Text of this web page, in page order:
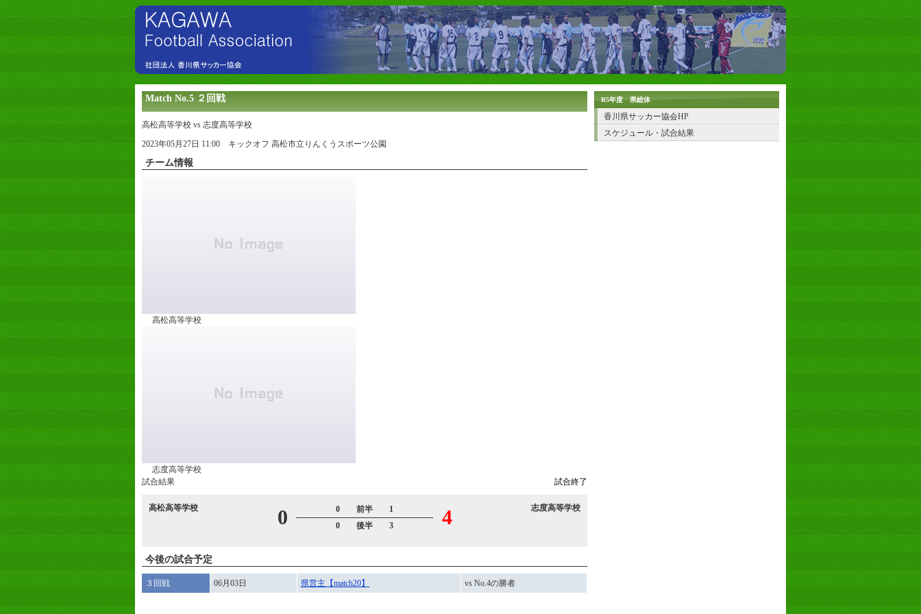
Match No.5 ２回戦
高松高等学校 vs 志度高等学校
2023年05月27日 11:00 キックオフ 高松市立りんくうスポーツ公園
チーム情報
高松高等学校
志度高等学校
試合終了
試合結果
高松高等学校 0
0 前半 1
0 後半 3
4 志度高等学校
今後の試合予定
３回戦 06月03日 県営主【match20】 vs No.4の勝者
R5年度 県総体
香川県サッカー協会HP
スケジュール・試合結果